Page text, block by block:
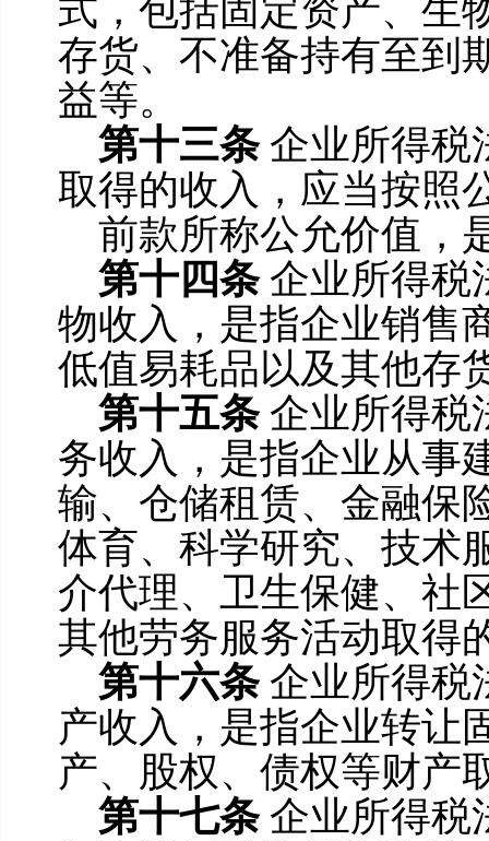
式，包括固定资产、生
存货、不准备持有至到
益等。
第十三条 企业所得税
取得的收入，应当按照
前款所称公允价值，
第十四条 企业所得税
物收入，是指企业销售
低值易耗品以及其他存
第十五条 企业所得税
务收入，是指企业从事
输、仓储租赁、金融保
体育、科学研究、技术
介代理、卫生保健、社
其他劳务服务活动取得
第十六条 企业所得税
产收入，是指企业转让
产、股权、债权等财产
第十七条 企业所得税